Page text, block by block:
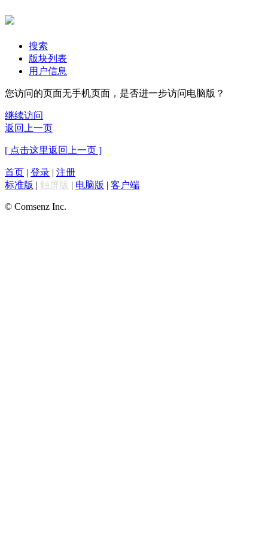
搜索
版块列表
用户信息
您访问的页面无手机页面，是否进一步访问电脑版？
继续访问
返回上一页
[ 点击这里返回上一页 ]
首页 | 登录 | 注册
标准版 | 触屏版 | 电脑版 | 客户端
© Comsenz Inc.